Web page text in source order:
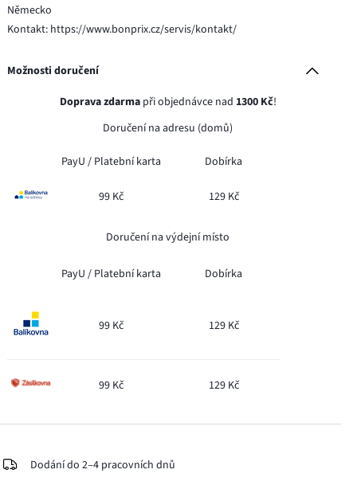
Německo
Kontakt: https://www.bonprix.cz/servis/kontakt/
Možnosti doručení
Doprava zdarmapři objednávce nad 1300 Kč!
Doručení na adresu (domů)
PayU / Platební karta Dobírka
99 Kč 129 Kč
Doručení na výdejní místo
PayU / Platební karta Dobírka
99 Kč 129 Kč
99 Kč 129 Kč
Dodání do 2–4 pracovních dnů